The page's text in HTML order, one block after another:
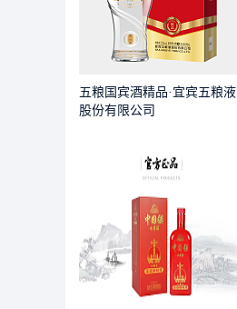
五粮国宾酒精品·宜宾五粮液
股份有限公司